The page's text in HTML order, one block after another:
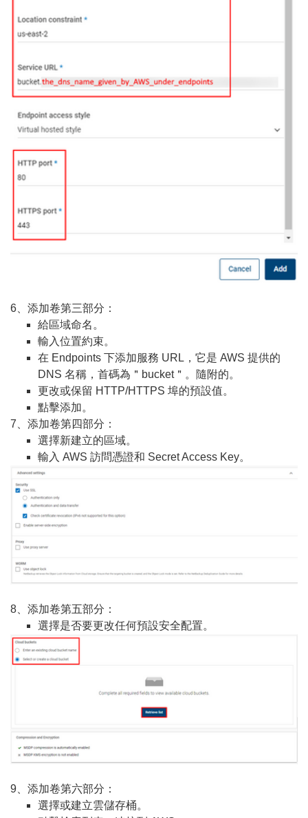
6、添加卷第三部分：
給區域命名。
輸入位置約束。
在 Endpoints 下添加服務 URL，它是 AWS 提供的
DNS 名稱，首碼為＂bucket＂。隨附的。
更改或保留 HTTP/HTTPS 埠的預設值。
點擊添加。
7、添加卷第四部分：
選擇新建立的區域。
輸入 AWS 訪問憑證和 Secret Access Key。
8、添加卷第五部分：
選擇是否要更改任何預設安全配置。
9、添加卷第六部分：
選擇或建立雲儲存桶。